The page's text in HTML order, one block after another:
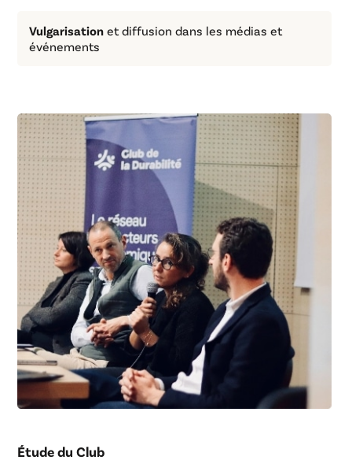
Vulgarisation et diffusion dans les médias et
événements
Étude du Club